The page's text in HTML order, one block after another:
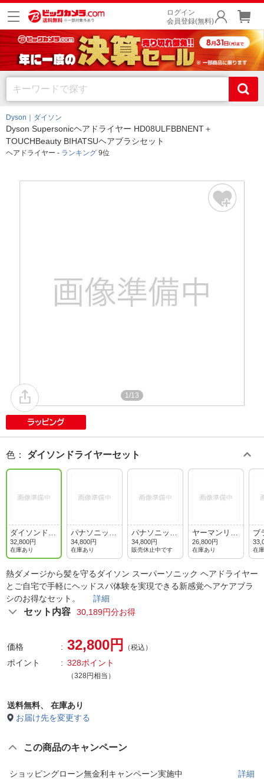
ログイン
会員登録(無料)
Dyson｜ダイソン
Dyson Supersonicヘアドライヤー HD08ULFBBNENT＋
TOUCHBeauty BIHATSUヘアブラシセット
ヘアドライヤー - ランキング 9位
1/13
色 ： ダイソンドライヤーセット
ダイソンドラ
イヤーセット
32,800円
在庫あり
パナソニック
ドライヤー
（ディープネ
イビー）
34,800円
在庫あり
パナソニック
ドライヤー
（ラベンダー
ピンク）
34,800円
販売休止中です
ヤーマンリフ
トドライヤー
(ネイビー)
26,800円
在庫あり
ブ
在
熱ダメージから髪を守るダイソン スーパーソニック ヘアドライヤー
とご自宅で手軽にヘッドスパ体験を実現できる新感覚ヘアケアブラ
シのお得なセット。 詳細
セット内容 30,189円分お得
価格 32,800円 （税込）
ポイント 328ポイント
（328円相当）
送料無料、
在庫あり
お届け先を変更する
この商品のキャンペーン
ショッピングローン無金利キャンペーン実施中 詳細